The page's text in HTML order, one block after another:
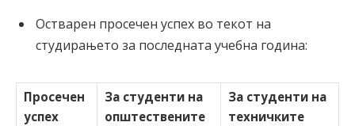
Остварен просечен успех во текот на
студирањето за последната учебна година:
Просечен
успех
За студенти на
општествените
За студенти на
техничките